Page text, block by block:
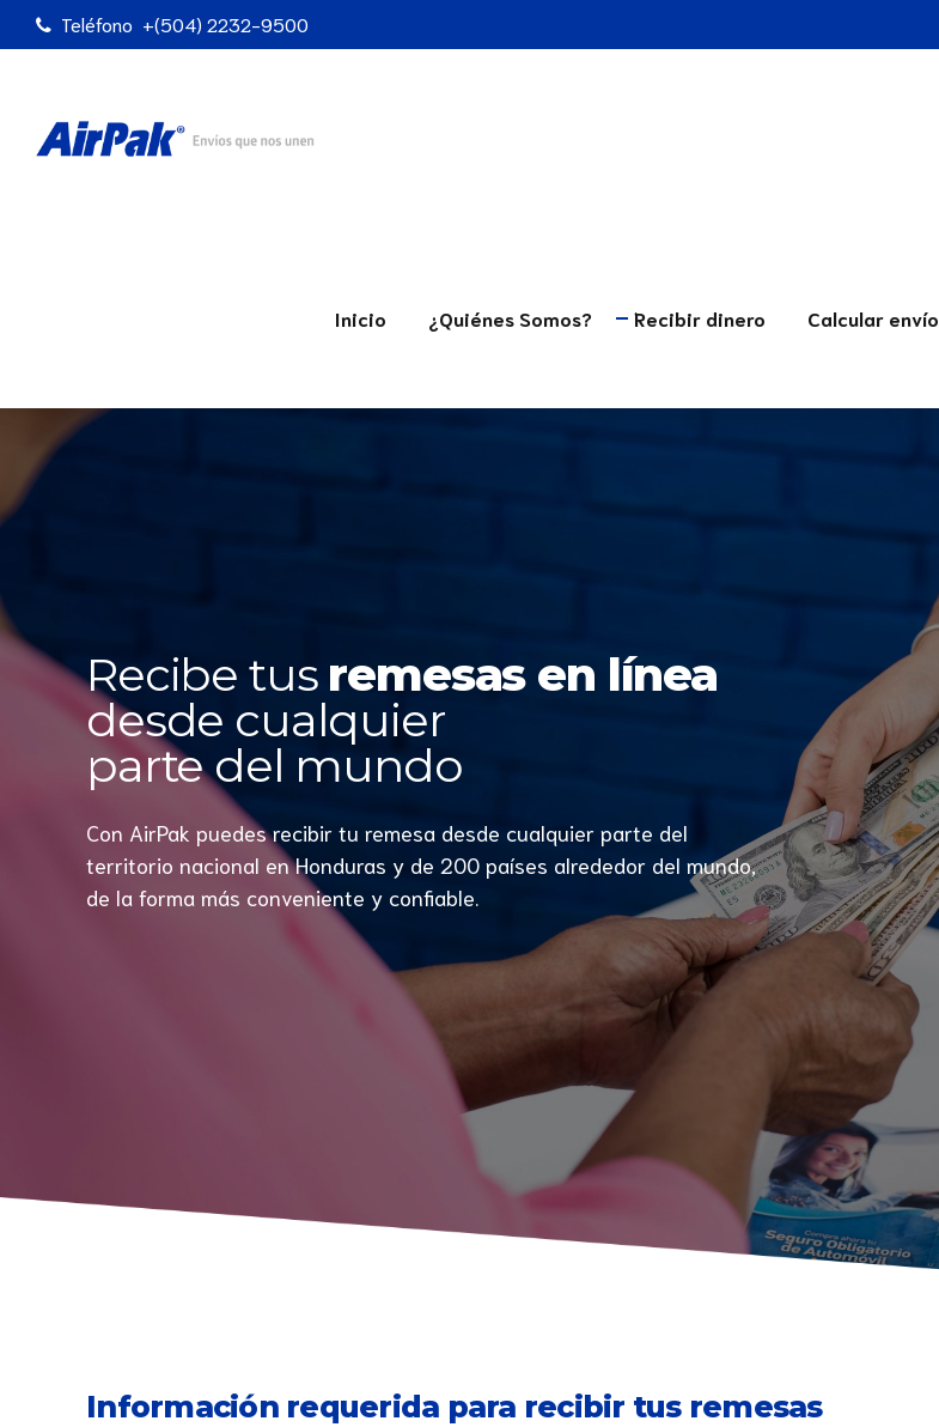
Teléfono +(504) 2232-9500
Inicio ¿Quiénes Somos? Recibir dinero Calcular envío
Recibe tus remesas en línea
desde cualquier
parte del mundo
Con AirPak puedes recibir tu remesa desde cualquier parte del
territorio nacional en Honduras y de 200 países alrededor del mundo,
de la forma más conveniente y confiable.
Información requerida para recibir tus remesas